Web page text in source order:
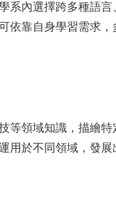
系內選擇跨多種語
依靠自身學習需求
等領域知識，描繪
用於不同領域，發